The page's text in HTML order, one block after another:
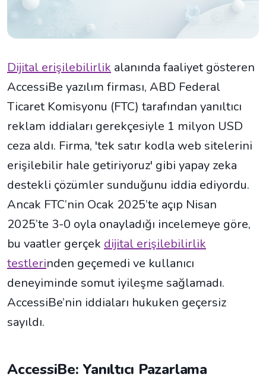
Dijital erişilebilirlik alanında faaliyet gösteren
AccessiBe yazılım firması, ABD Federal
Ticaret Komisyonu (FTC) tarafından yanıltıcı
reklam iddiaları gerekçesiyle 1 milyon USD
ceza aldı. Firma, 'tek satır kodla web sitelerini
erişilebilir hale getiriyoruz' gibi yapay zeka
destekli çözümler sunduğunu iddia ediyordu.
Ancak FTC’nin Ocak 2025’te açıp Nisan
2025’te 3-0 oyla onayladığı incelemeye göre,
bu vaatler gerçek dijital erişilebilirlik
testlerinden geçemedi ve kullanıcı
deneyiminde somut iyileşme sağlamadı.
AccessiBe’nin iddiaları hukuken geçersiz
sayıldı.
AccessiBe: Yanıltıcı Pazarlama